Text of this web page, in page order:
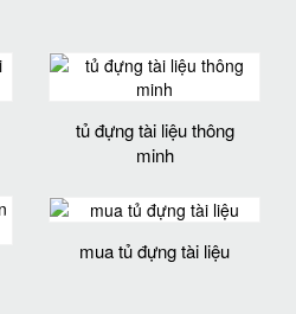
tủ đựng tài liệu thông
minh
mua tủ đựng tài liệu